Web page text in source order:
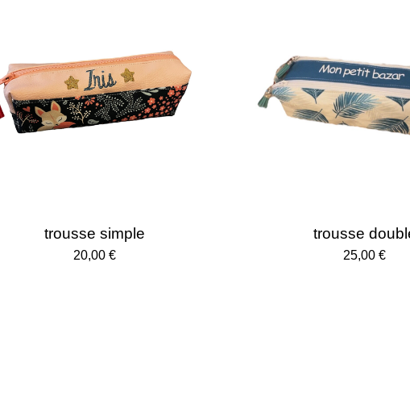
trousse simple
20,00 €
trousse
25,00 €